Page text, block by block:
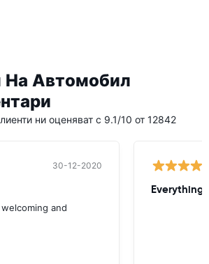
На Автомобил
ни оценяват с 9.1/10 от 12842
30-12-2020
and
Everything